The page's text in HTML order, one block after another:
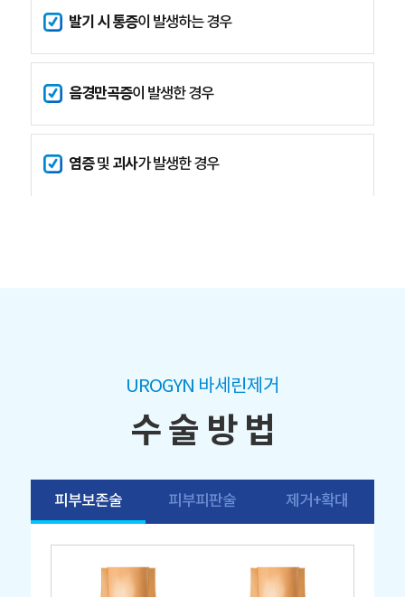
발기 시 통증이 발생하는 경우
음경만곡증이 발생한 경우
염증및 괴사가 발생한 경우
UROGYN 바세린제거
수 술 방 법
피부보존술 피부피판술 제거+확대